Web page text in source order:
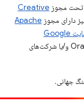
تحت مجوز Creative
دارای مجوز Apache
خطمشی‌های سایت Google
مراجعه کنید. جاوا علامت تجاری ثبت‌شده Oracle و/یا شرکت‌های